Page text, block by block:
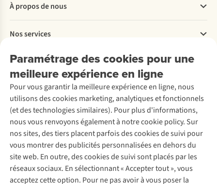
Paramétrage des cookies pour une
meilleure expérience en ligne
Pour vous garantir la meilleure expérience en ligne, nous
utilisons des cookies marketing, analytiques et fonctionnels
(et des technologies similaires). Pour plus d'informations,
nous vous renvoyons également à notre cookie policy. Sur
nos sites, des tiers placent parfois des cookies de suivi pour
vous montrer des publicités personnalisées en dehors du
site web. En outre, des cookies de suivi sont placés par les
réseaux sociaux. En sélectionnant « Accepter tout », vous
acceptez cette option. Pour ne pas avoir à vous poser la
Commander
Payer
Livraison
Rétractation d'une commande
Entretien & réparations
Garantie
Contactez-nous
À propos de nous
Explore More
À propos d’Ayacucho
Nos magasins
À propos d’A.S.Adventure
Déclaration d'accessibilité
Nos services
Location / Location sports d’hiver
Entretien de ski
Service de lavage
Entretien de chaussures
Réparation de chaussures
Réparation de vêtements
Retouches
Pour les entreprises
Découvrez
A.S.Magazine
Explore Camp
Gear Check
Expertise & conseils
Abonnez-vous à la newsletter
Suivez-nous